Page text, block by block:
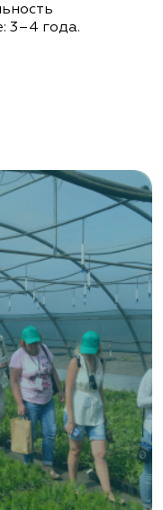
3–4 года.